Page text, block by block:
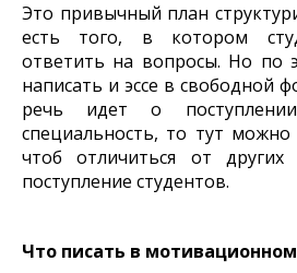
Это привычный план
есть того, в котором
ответить на вопросы. Но по
написать и эссе в свободной
речь идет о
специальность, то тут
чтоб отличиться от
поступление студентов.
Что писать в